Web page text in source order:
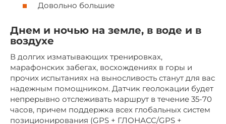
Довольно большие
Днем и ночью на земле, в воде и в
воздухе
В долгих изматывающих тренировках,
марафонских забегах, восхождениях в горы и
прочих испытаниях на выносливость станут для вас
надежным помощником. Датчик геолокации будет
непрерывно отслеживать маршрут в течение 35-70
часов, причем поддержка всех глобальных систем
позиционирования (GPS + ГЛОНАСС/GPS +